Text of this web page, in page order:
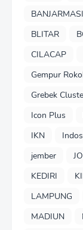
BLITAR
CILACAP
Gempur
Grebek
Icon Plus
IKN
jember
KEDIRI
LAMPUNG
MADIUN